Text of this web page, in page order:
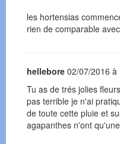
les hortensias
rien de comparable
hellebore 02/07/2016 à
Tu as de trés jolies
pas terrible je n'ai
de toute cette pluie et
agapanthes n'ont